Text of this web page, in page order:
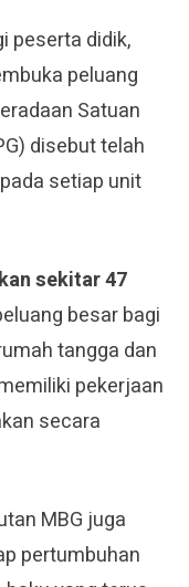
peserta didik,
peluang
Satuan
disebut telah
setiap unit
sekitar 47
besar bagi
tangga dan
pekerjaan
secara
MBG juga
pertumbuhan